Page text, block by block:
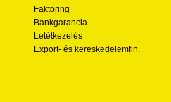
Faktoring
Bankgarancia
Letétkezelés
Export- és kereskedelemfin.